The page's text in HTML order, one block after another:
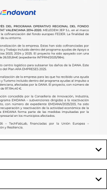
premium ajustable –